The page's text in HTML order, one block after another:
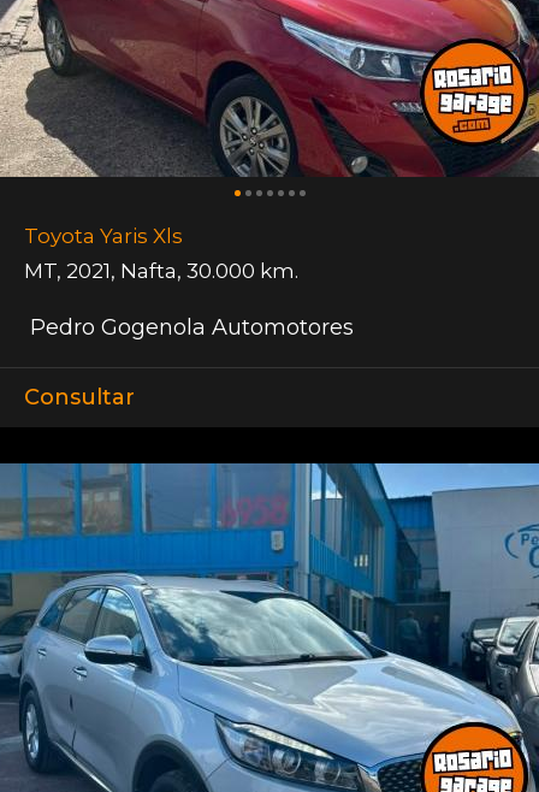
Toyota Yaris Xls
MT, 2021, Nafta, 30.000 km.
Pedro Gogenola Automotores
Consultar